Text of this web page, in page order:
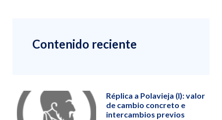
Contenido reciente
Réplica a Polavieja (I): valor
de cambio concreto e
intercambios previos